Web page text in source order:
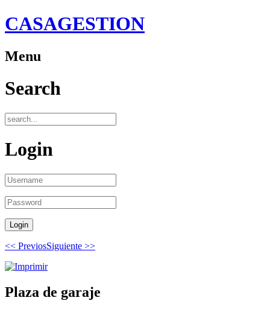
CASAGESTION
Menu
Search
Login
<< PreviosSiguiente >>
Plaza de garaje